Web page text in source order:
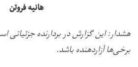
هانیه فروتن
هشدار: این گزارش در بردارنده
برخی‌ها آزاردهنده باشد.